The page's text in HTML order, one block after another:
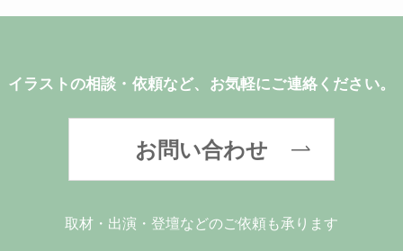
イラストの相談・依頼など、お気軽にご連絡ください。
お問い合わせ
取材・出演・登壇などのご依頼も承ります